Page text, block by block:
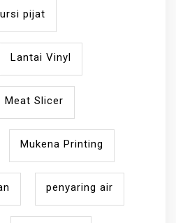
pijat
Lantai Vinyl
Meat Slicer
Mukena Printing
penyaring air